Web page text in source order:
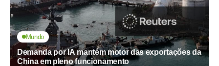
Mundo
Demanda por IA mantém motor das exportações da
China em pleno funcionamento